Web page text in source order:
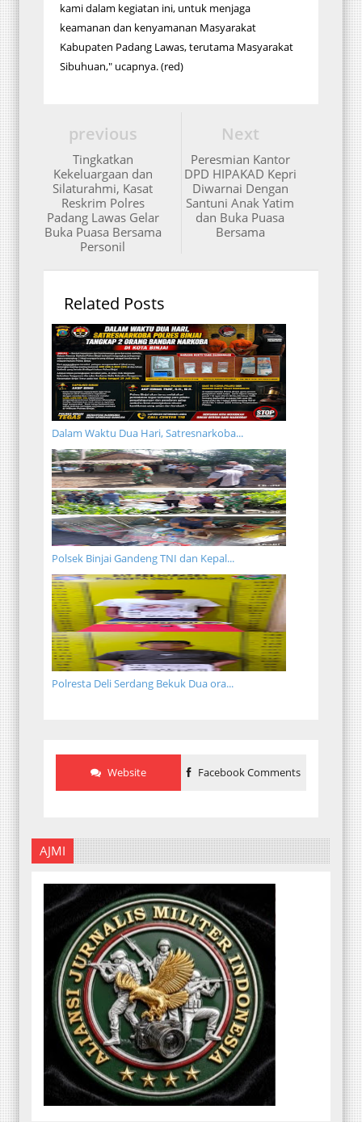
kami dalam kegiatan ini, untuk menjaga
keamanan dan kenyamanan Masyarakat
Kabupaten Padang Lawas, terutama Masyarakat
Sibuhuan," ucapnya. (red)
Next
Peresmian Kantor
DPD HIPAKAD Kepri
Diwarnai Dengan
Santuni Anak Yatim
dan Buka Puasa
Bersama
previous
Tingkatkan
Kekeluargaan dan
Silaturahmi, Kasat
Reskrim Polres
Padang Lawas Gelar
Buka Puasa Bersama
Personil
Related Posts
Dalam Waktu Dua Hari, Satresnarkoba...
Polsek Binjai Gandeng TNI dan Kepal...
Polresta Deli Serdang Bekuk Dua ora...
Website Facebook Comments
AJMI